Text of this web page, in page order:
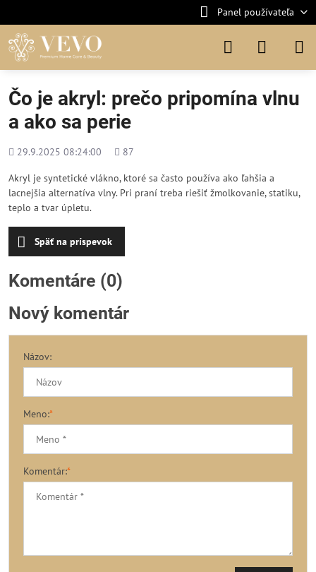
Panel používateľa
Čo je akryl: prečo pripomína vlnu
a ako sa perie
Pridané
29.9.2025 08:24:00
Počet
87
Akryl je syntetické vlákno, ktoré sa často používa ako ľahšia a
lacnejšia alternatíva vlny. Pri praní treba riešiť žmolkovanie, statiku,
teplo a tvar úpletu.
Späť na príspevok
Komentáre (0)
Nový komentár
Názov:
Meno:*
Komentár:*